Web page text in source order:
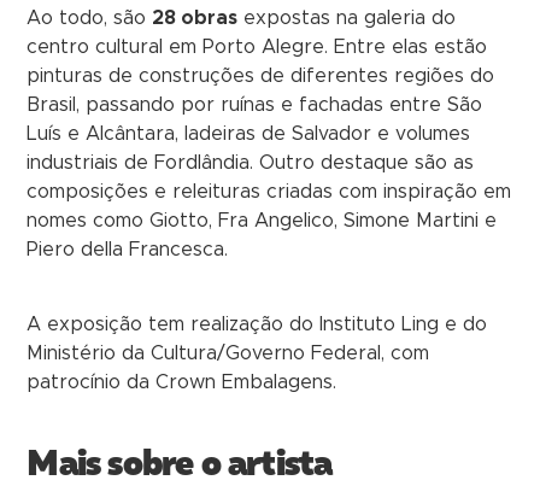
Ao todo, são 28 obras expostas na galeria do
centro cultural em Porto Alegre. Entre elas estão
pinturas de construções de diferentes regiões do
Brasil, passando por ruínas e fachadas entre São
Luís e Alcântara, ladeiras de Salvador e volumes
industriais de Fordlândia. Outro destaque são as
composições e releituras criadas com inspiração em
nomes como Giotto, Fra Angelico, Simone Martini e
Piero della Francesca.
A exposição tem realização do Instituto Ling e do
Ministério da Cultura/Governo Federal, com
patrocínio da Crown Embalagens.
Mais sobre o artista